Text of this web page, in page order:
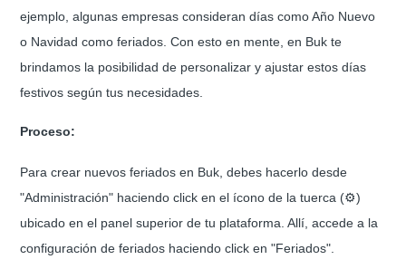
ejemplo, algunas empresas consideran días como Año Nuevo
o Navidad como feriados. Con esto en mente, en Buk te
brindamos la posibilidad de personalizar y ajustar estos días
festivos según tus necesidades.
Proceso:
Para crear nuevos feriados en Buk, debes hacerlo desde
"Administración" haciendo click en el ícono de la tuerca (⚙️)
ubicado en el panel superior de tu plataforma. Allí, accede a la
configuración de feriados haciendo click en "Feriados".